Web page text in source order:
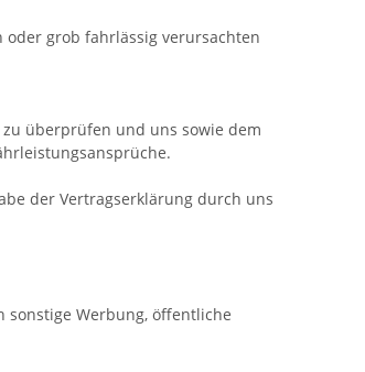
grob fahrlässig verursachten
überprüfen und uns sowie dem
der Vertragserklärung durch uns
sonstige Werbung, öffentliche